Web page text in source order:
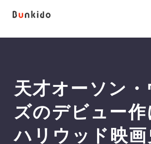
天才オーソン
ズのデビュー作
ハリウッド映